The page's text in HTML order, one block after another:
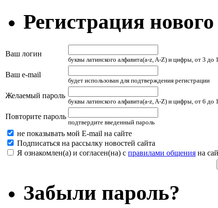
Регистрация
Ваш логин
буквы латинского алфавита(a-z, A-Z) и цифры, от 3 до
Ваш e-mail
будет использован для подтверждения регистрации
Желаемый пароль
буквы латинского алфавита(a-z, A-Z) и цифры, от 6 до
Повторите пароль
подтвердите введенный пароль
не показывать мой E-mail на сайте
Подписаться на рассылку новостей сайта
Я ознакомлен(а) и согласен(на) с правилами общения на
Забыли пароль?